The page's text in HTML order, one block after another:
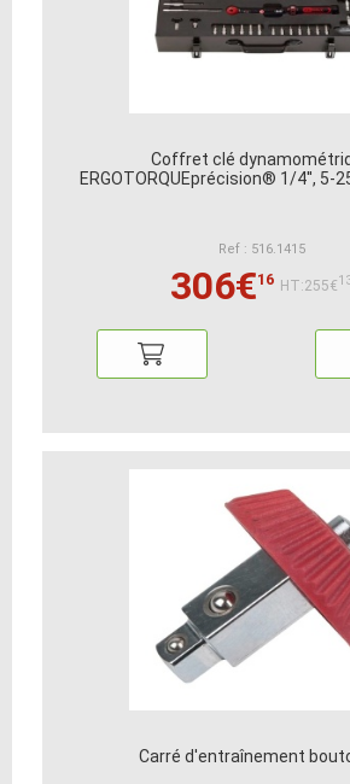
Coffret clé
ERGOTORQUEprécision® 1/4'', 5-
Ref : 516.1415
306€16 HT:255€
Carré d'entraînement